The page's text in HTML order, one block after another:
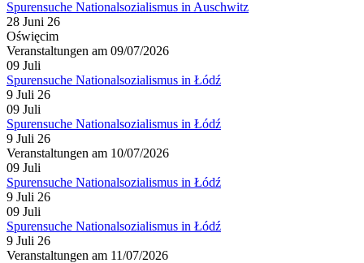
Spurensuche Nationalsozialismus in Auschwitz
28 Juni 26
Oświęcim
Veranstaltungen am 09/07/2026
09 Juli
Spurensuche Nationalsozialismus in Łódź
9 Juli 26
09 Juli
Spurensuche Nationalsozialismus in Łódź
9 Juli 26
Veranstaltungen am 10/07/2026
09 Juli
Spurensuche Nationalsozialismus in Łódź
9 Juli 26
09 Juli
Spurensuche Nationalsozialismus in Łódź
9 Juli 26
Veranstaltungen am 11/07/2026